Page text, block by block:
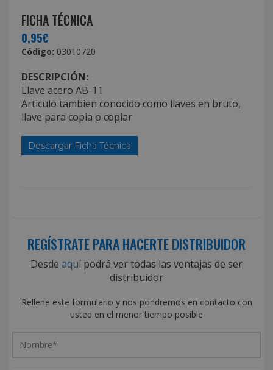
FICHA TÉCNICA
0,95€
Código: 03010720
DESCRIPCIÓN:
Llave acero AB-11
Articulo tambien conocido como llaves en bruto,
llave para copia o copiar
Descargar Ficha Técnica
REGÍSTRATE PARA HACERTE DISTRIBUIDOR
Desde aquípodrá ver todas las ventajas de ser
distribuidor
Rellene este formulario y nos pondremos en contacto con
usted en el menor tiempo posible